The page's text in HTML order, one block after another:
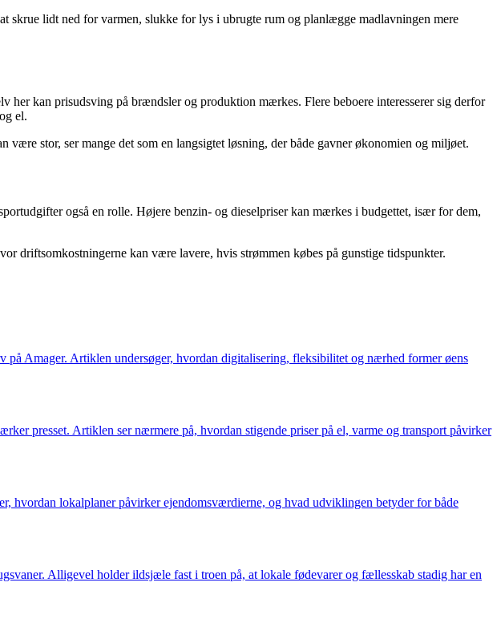
lidt ned for varmen, slukke for lys i ubrugte rum og planlægge madlavningen mere
kan prisudsving på brændsler og produktion mærkes. Flere beboere interesserer sig derfor
el.
stor, ser mange det som en langsigtet løsning, der både gavner økonomien og miljøet.
også en rolle. Højere benzin- og dieselpriser kan mærkes i budgettet, især for dem,
driftsomkostningerne kan være lavere, hvis strømmen købes på gunstige tidspunkter.
Amager. Artiklen undersøger, hvordan digitalisering, fleksibilitet og nærhed former øens
presset. Artiklen ser nærmere på, hvordan stigende priser på el, varme og transport påvirker
hvordan lokalplaner påvirker ejendomsværdierne, og hvad udviklingen betyder for både
Alligevel holder ildsjæle fast i troen på, at lokale fødevarer og fællesskab stadig har en